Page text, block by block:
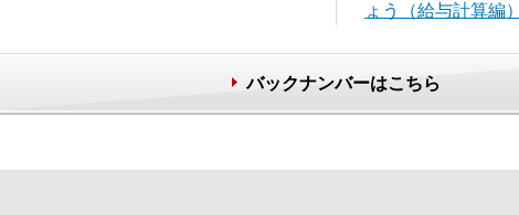
ょう（給与計算編）
バックナンバーはこちら